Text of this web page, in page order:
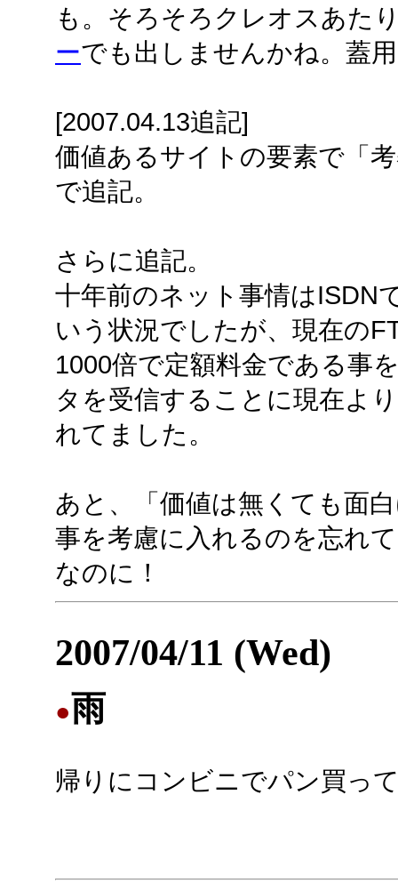
も。そろそろクレオスあた
ーでも出しませんかね。蓋
[2007.04.13追記]
価値あるサイトの要素で「
で追記。
さらに追記。
十年前のネット事情はISDN
いう状況でしたが、現在の
1000倍で定額料金である事
タを受信することに現在よ
れてました。
あと、「価値は無くても面
事を考慮に入れるのを忘れ
なのに！
2007/04/11 (Wed)
●雨
帰りにコンビニでパン買っ